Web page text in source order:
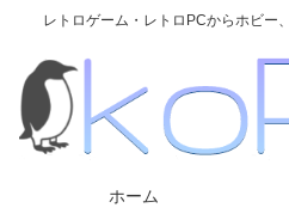
レトロゲーム・レトロPCからホビー
ホーム